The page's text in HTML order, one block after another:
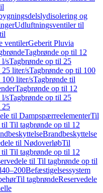
og
Udluftningsventiler til
ventilerGeberit Pluvia
Tagbrønde op til 12
l/sTagbrønde op til 25
25 liter/sTagbrønde op til 100
100 liter/sTagbrønde til
Tagbrønde op til 12
l/sTagbrønde op til 25
25
til DampspærreelementerTil
til Til tagbrønde op til 12
Brandbeskyttelse
til NødoverløbTil
til Til tagbrønde op til 12
til Til tagbrønde op til
Befæstigelsessystem
Til tagbrøndeReservedele